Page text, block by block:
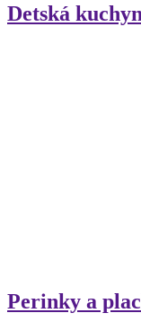
Detská
Perinky a